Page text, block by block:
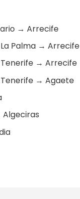
→ Arrecife
Palma → Arrecife
→ Arrecife
→ Agaete
Algeciras